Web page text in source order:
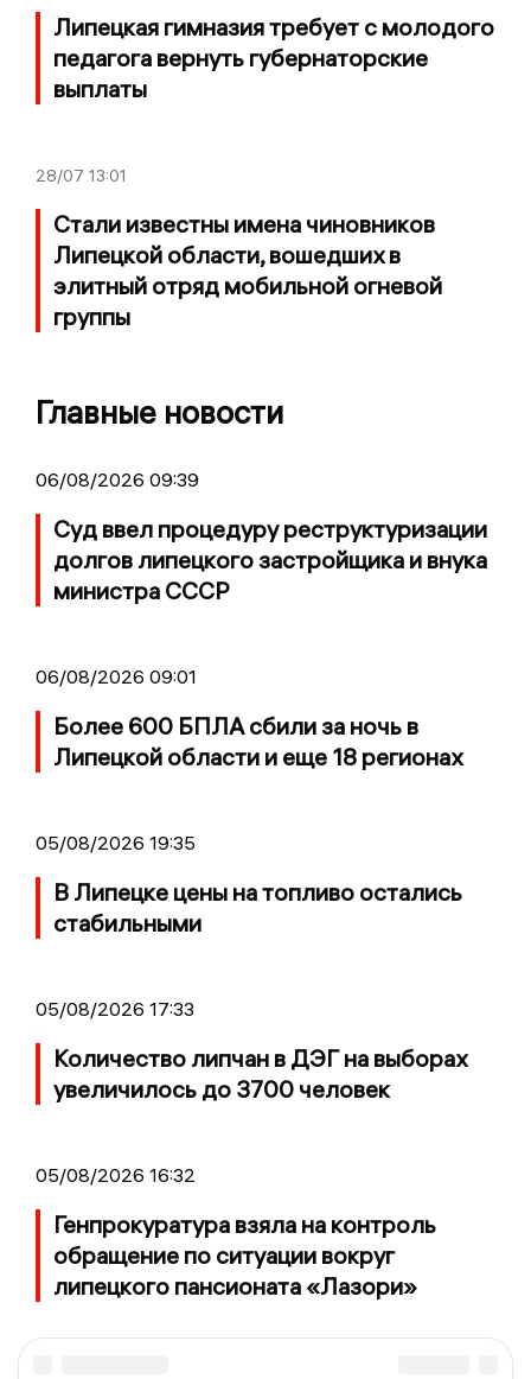
Липецкая гимназия требует с молодого
педагога вернуть губернаторские
выплаты
28/07 13:01
Стали известны имена чиновников
Липецкой области, вошедших в
элитный отряд мобильной огневой
группы
Главные новости
06/08/2026 09:39
Суд ввел процедуру реструктуризации
долгов липецкого застройщика и внука
министра СССР
06/08/2026 09:01
Более 600 БПЛА сбили за ночь в
Липецкой области и еще 18 регионах
05/08/2026 19:35
В Липецке цены на топливо остались
стабильными
05/08/2026 17:33
Количество липчан в ДЭГ на выборах
увеличилось до 3700 человек
05/08/2026 16:32
Генпрокуратура взяла на контроль
обращение по ситуации вокруг
липецкого пансионата «Лазори»